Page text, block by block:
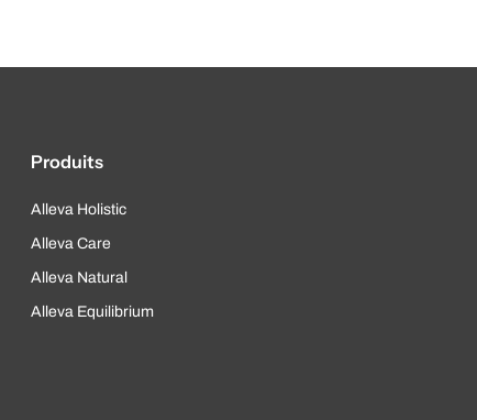
Produits
Alleva Holistic
Alleva Care
Alleva Natural
Alleva Equilibrium